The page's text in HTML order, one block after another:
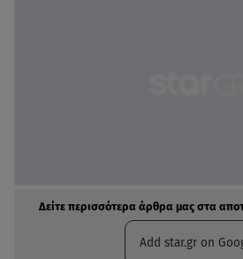
Δείτε περισσότερα άρθρα μας στα
Add star.gr on